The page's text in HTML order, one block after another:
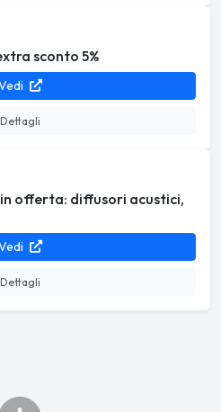
sconto 5%
Dettagli
offerta: diffusori acustici,
Dettagli